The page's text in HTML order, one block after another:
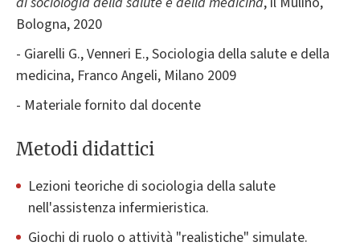
Bologna, 2020
- Giarelli G., Venneri E., Sociologia della salute e della
medicina, Franco Angeli, Milano 2009
- Materiale fornito dal docente
Metodi didattici
Lezioni teoriche di sociologia della salute
nell'assistenza infermieristica.
Giochi di ruolo o attività "realistiche" simulate.